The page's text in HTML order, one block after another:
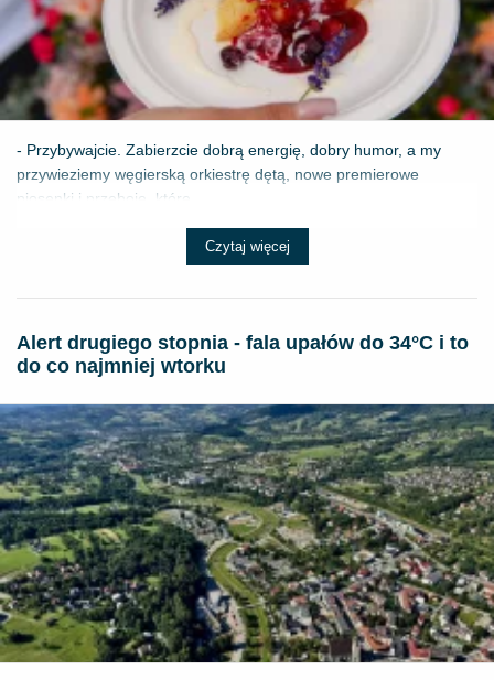
- Przybywajcie. Zabierzcie dobrą energię, dobry humor, a my
przywieziemy węgierską orkiestrę dętą, nowe premierowe
piosenki i przeboje, które ...
Czytaj więcej
Alert drugiego stopnia - fala upałów do 34°C i to
do co najmniej wtorku